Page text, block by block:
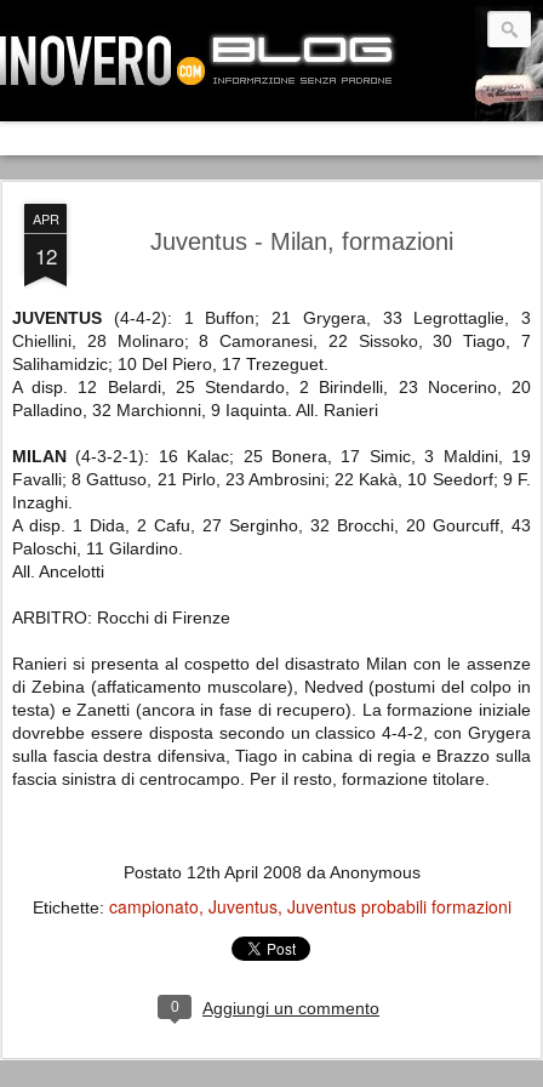
APR
12 Juventus - Milan, formazioni
JUVENTUS (4-4-2): 1 Buffon; 21 Grygera, 33 Legrottaglie, 3
Chiellini, 28 Molinaro; 8 Camoranesi, 22 Sissoko, 30 Tiago, 7
Salihamidzic; 10 Del Piero, 17 Trezeguet.
A disp. 12 Belardi, 25 Stendardo, 2 Birindelli, 23 Nocerino, 20
Palladino, 32 Marchionni, 9 Iaquinta. All. Ranieri
MILAN(4-3-2-1): 16 Kalac; 25 Bonera, 17 Simic, 3 Maldini, 19
Favalli; 8 Gattuso, 21 Pirlo, 23 Ambrosini; 22 Kakà, 10 Seedorf; 9 F.
Inzaghi.
A disp. 1 Dida, 2 Cafu, 27 Serginho, 32 Brocchi, 20 Gourcuff, 43
Paloschi, 11 Gilardino.
All. Ancelotti
ARBITRO: Rocchi di Firenze
Ranieri si presenta al cospetto del disastrato Milan con le assenze
di Zebina (affaticamento muscolare), Nedved (postumi del colpo in
testa) e Zanetti (ancora in fase di recupero). La formazione iniziale
dovrebbe essere disposta secondo un classico 4-4-2, con Grygera
sulla fascia destra difensiva, Tiago in cabina di regia e Brazzo sulla
fascia sinistra di centrocampo. Per il resto, formazione titolare.
Postato 12th April 2008 da Anonymous
Etichette: campionato Juventus Juventus probabili formazioni
0 Aggiungi un commento